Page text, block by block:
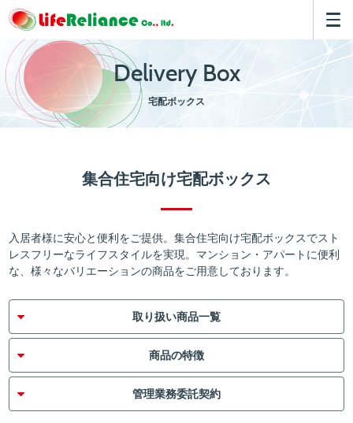
Delivery Box
宅配ボックス
集合住宅向け宅配ボックス
入居者様に安心と便利をご提供。集合住宅向け宅配ボックスでスト
レスフリーなライフスタイルを実現。マンション・アパートに便利
な、様々なバリエーションの商品をご用意しております。
取り扱い商品一覧
商品の特徴
管理業務委託契約